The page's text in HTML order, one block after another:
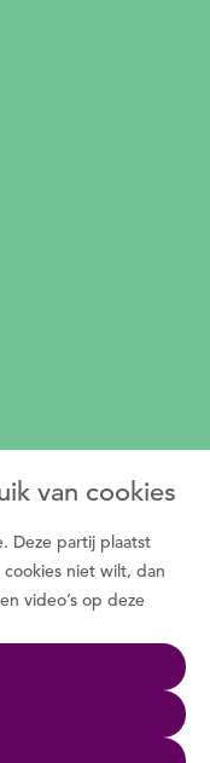
van cookies
Deze partij plaatst
niet wilt, dan
video’s op deze
dagelijks in
buurt en de
De